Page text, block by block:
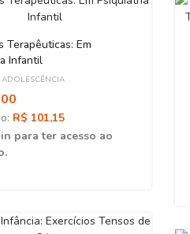
Terapêuticas: Em
Infantil
R$ 101,15
para ter acesso ao